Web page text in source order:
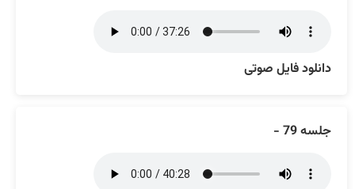
دانلود فایل صوتی
جلسه 79 -